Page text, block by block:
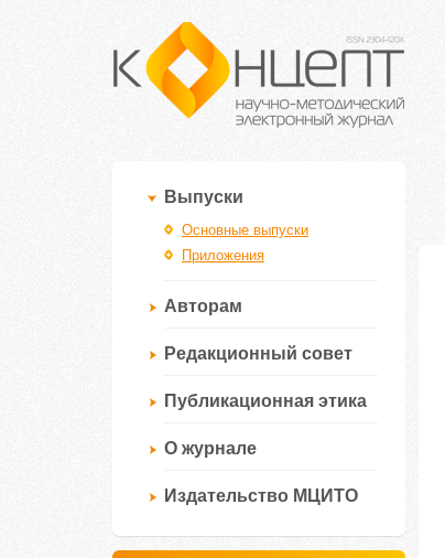
Выпуски
Основные выпуски
Приложения
Авторам
Редакционный совет
Публикационная этика
О журнале
Издательство МЦИТО